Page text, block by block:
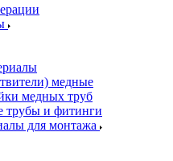
медные
медных труб
и фитинги
для монтажа